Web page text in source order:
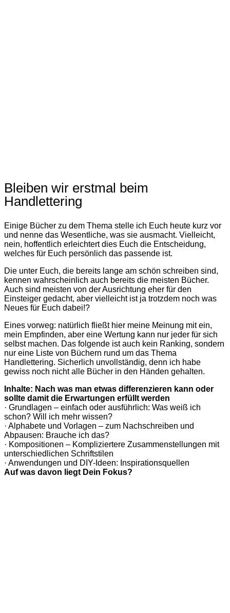
Bleiben wir erstmal beim
Handlettering
Einige Bücher zu dem Thema stelle ich Euch heute kurz vor
und nenne das Wesentliche, was sie ausmacht. Vielleicht,
nein, hoffentlich erleichtert dies Euch die Entscheidung,
welches für Euch persönlich das passende ist.
Die unter Euch, die bereits lange am schön schreiben sind,
kennen wahrscheinlich auch bereits die meisten Bücher.
Auch sind meisten von der Ausrichtung eher für den
Einsteiger gedacht, aber vielleicht ist ja trotzdem noch was
Neues für Euch dabei!?
Eines vorweg: natürlich fließt hier meine Meinung mit ein,
mein Empfinden, aber eine Wertung kann nur jeder für sich
selbst machen. Das folgende ist auch kein Ranking, sondern
nur eine Liste von Büchern rund um das Thema
Handlettering. Sicherlich unvollständig, denn ich habe
gewiss noch nicht alle Bücher in den Händen gehalten.
Inhalte: Nach was man etwas differenzieren kann oder
sollte damit die Erwartungen erfüllt werden
· Grundlagen – einfach oder ausführlich: Was weiß ich
schon? Will ich mehr wissen?
· Alphabete und Vorlagen – zum Nachschreiben und
Abpausen: Brauche ich das?
· Kompositionen – Kompliziertere Zusammenstellungen mit
unterschiedlichen Schriftstilen
· Anwendungen und DIY-Ideen: Inspirationsquellen
Auf was davon liegt Dein Fokus?